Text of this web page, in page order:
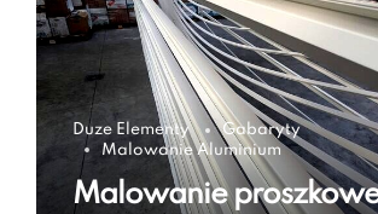
Duze Elementy
Gabaryty
Malowanie Aluminium
Malowanie